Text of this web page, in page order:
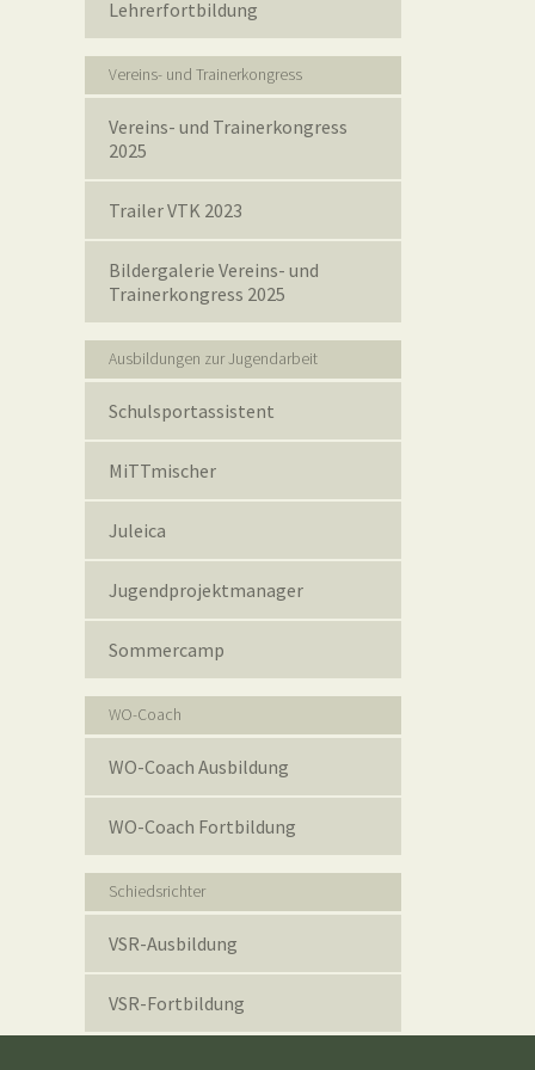
Lehrerfortbildung
Vereins- und Trainerkongress
Vereins- und Trainerkongress
2025
Trailer VTK 2023
Bildergalerie Vereins- und
Trainerkongress 2025
Ausbildungen zur Jugendarbeit
Schulsportassistent
MiTTmischer
Juleica
Jugendprojektmanager
Sommercamp
WO-Coach
WO-Coach Ausbildung
WO-Coach Fortbildung
Schiedsrichter
VSR-Ausbildung
VSR-Fortbildung